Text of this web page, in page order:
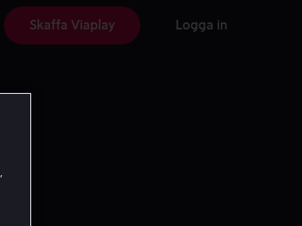
Skaffa Viaplay Logga in